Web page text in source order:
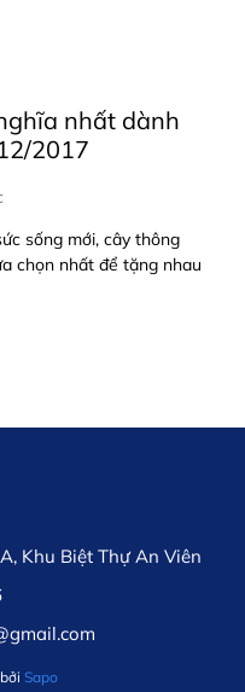
nhất dành
2017
sống mới, cây thông
chọn nhất để tặng nhau
Khu Biệt Thự An Viên
Sapo